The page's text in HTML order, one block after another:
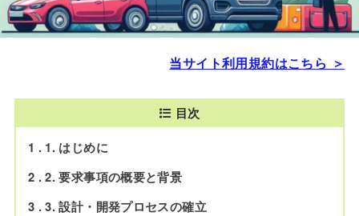
当サイト利用規約はこちら ＞
目次
1
1. はじめに
2
2. 要求事項の概要と背景
3
3. 設計・開発プロセスの確立